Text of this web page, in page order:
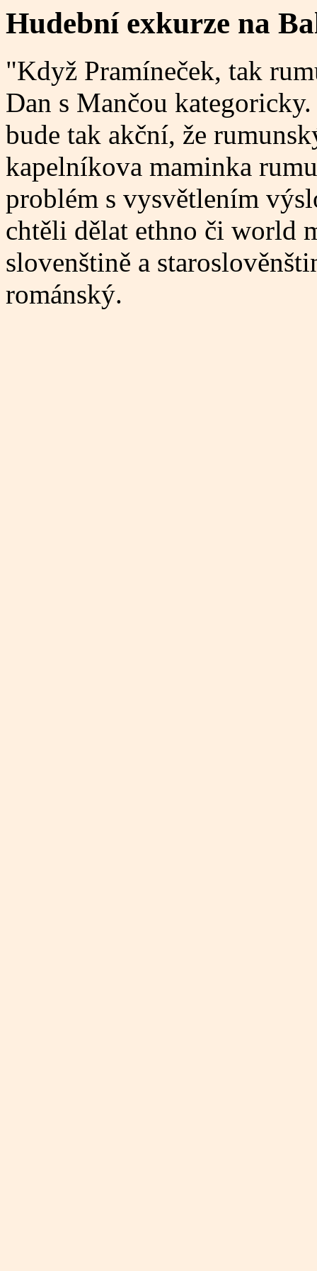
Hudební exkurze na
"Když Pramíneček, tak
Dan s Mančou
bude tak akční, že
kapelníkova maminka
problém s vysvětlením
chtěli dělat ethno či world
slovenštině a
románský.